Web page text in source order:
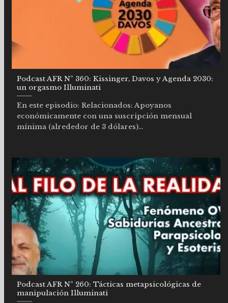
Podcast AFR Nº 360: Kissinger, Davos y Agenda 2030:
un orgasmo Illuminati
En este episodio: Relacionados: Apoyanos
económicamente con una suscripción mensual
mínima (alrededor de 3 dólares)...
Podcast AFR Nº 260: Tácticas metapsicológicas de
manipulación Illuminati